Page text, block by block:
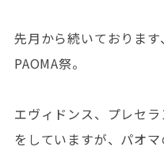
先月から続いておりま
PAOMA祭。
エヴィドンス、プレセ
をしていますが、パオ